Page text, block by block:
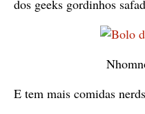
dos geeks gordinhos
E tem mais comidas